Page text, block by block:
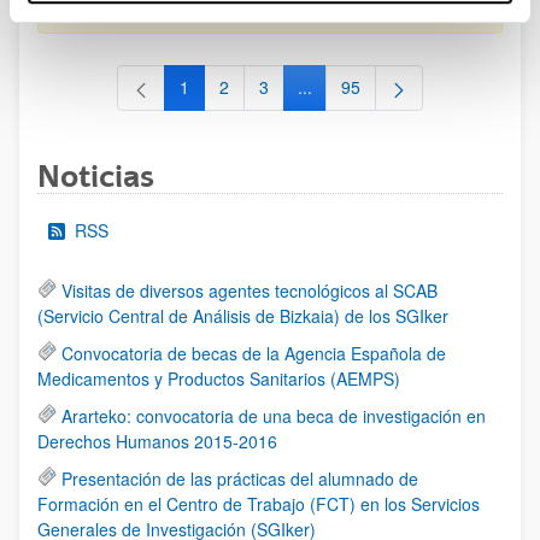
al 30/07/2026 (ambos incluídos)
Página
1 Página
2 Página
3 ...Páginas intermedias Use TAB
Página
95
Noticias
RSS
Visitas de diversos agentes tecnológicos al SCAB
(Servicio Central de Análisis de Bizkaia) de los SGIker
Convocatoria de becas de la Agencia Española de
Medicamentos y Productos Sanitarios (AEMPS)
Ararteko: convocatoria de una beca de investigación en
Derechos Humanos 2015-2016
Presentación de las prácticas del alumnado de
Formación en el Centro de Trabajo (FCT) en los Servicios
Generales de Investigación (SGIker)